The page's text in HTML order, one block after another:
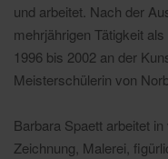
und arbeitet. Nach der
mehrjährigen Tätigkeit
1996 bis 2002 an der
Meisterschülerin von
Barbara Spaett arbeitet
Zeichnung, Malerei,